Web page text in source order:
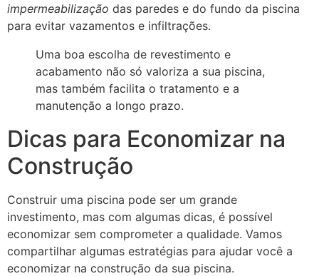
impermeabilização das paredes e do fundo da piscina
para evitar vazamentos e infiltrações.
Uma boa escolha de revestimento e
acabamento não só valoriza a sua piscina,
mas também facilita o tratamento e a
manutenção a longo prazo.
Dicas para Economizar na
Construção
Construir uma piscina pode ser um grande
investimento, mas com algumas dicas, é possível
economizar sem comprometer a qualidade. Vamos
compartilhar algumas estratégias para ajudar você a
economizar na construção da sua piscina.